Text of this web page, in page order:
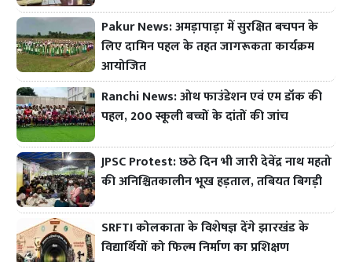
Pakur News: अमड़ापाड़ा में सुरक्षित बचपन के
लिए दामिन पहल के तहत जागरूकता कार्यक्रम
आयोजित
Ranchi News: ओथ फाउंडेशन एवं एम डॉक की
पहल, 200 स्कूली बच्चों के दांतों की जांच
JPSC Protest: छठे दिन भी जारी देवेंद्र नाथ महतो
की अनिश्चितकालीन भूख हड़ताल, तबियत बिगड़ी
SRFTI कोलकाता के विशेषज्ञ देंगे झारखंड के
विद्यार्थियों को फिल्म निर्माण का प्रशिक्षण